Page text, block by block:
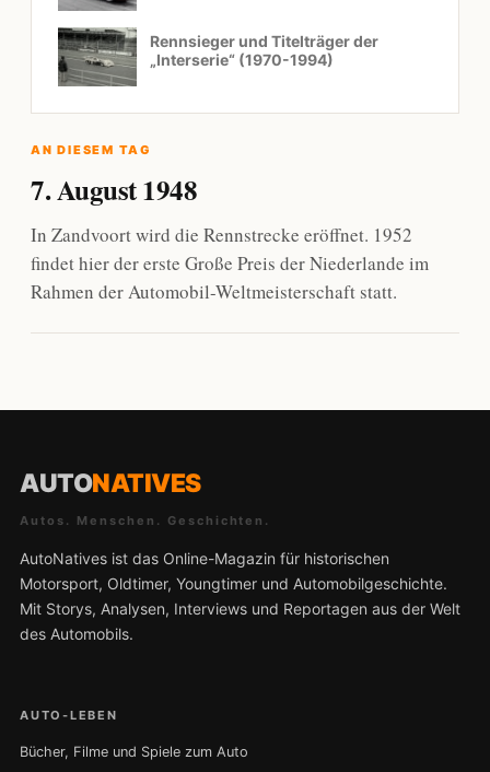
Rennsieger und Titelträger der
„Interserie“ (1970-1994)
AN DIESEM TAG
7. August 1948
In Zandvoort wird die Rennstrecke eröffnet. 1952
findet hier der erste Große Preis der Niederlande im
Rahmen der Automobil-Weltmeisterschaft statt.
AUTONATIVES
Autos. Menschen. Geschichten.
AutoNatives ist das Online-Magazin für historischen
Motorsport, Oldtimer, Youngtimer und Automobilgeschichte.
Mit Storys, Analysen, Interviews und Reportagen aus der Welt
des Automobils.
AUTO-LEBEN
Bücher, Filme und Spiele zum Auto